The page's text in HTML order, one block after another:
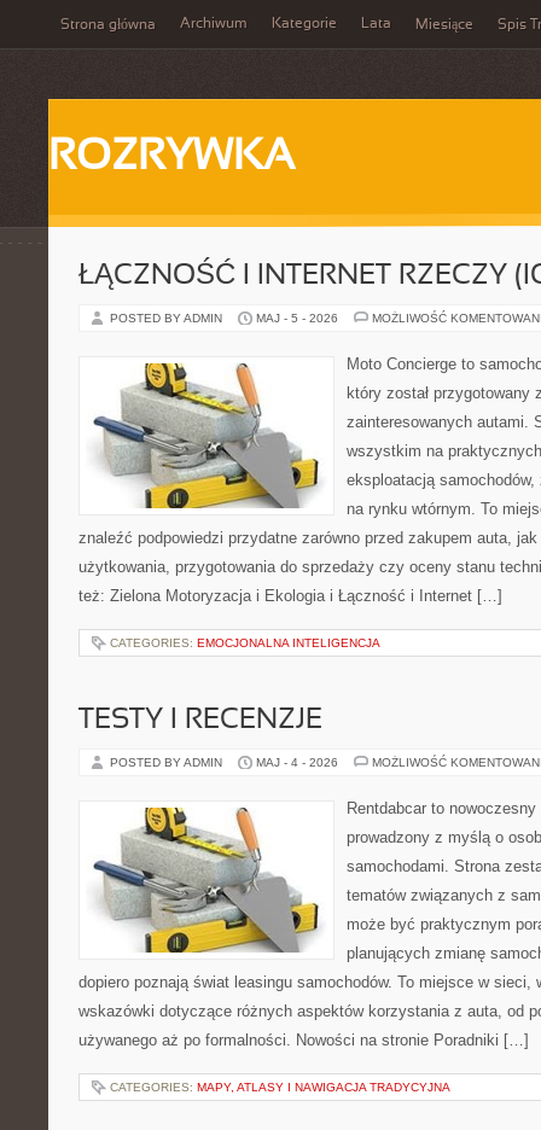
Strona główna Archiwum Kategorie Lata Miesiące Spis
ROZRYWKA
ŁĄCZNOŚĆ I INTERNET RZECZY
POSTED BY ADMIN MAJ - 5 - 2026 MOŻLIWOŚĆ
Moto Concierge to
który został przygotowany
zainteresowanych autami.
wszystkim na
eksploatacją
na rynku wtórnym. To
znaleźć podpowiedzi przydatne zarówno przed zakupem auta,
użytkowania, przygotowania do sprzedaży czy oceny stanu
też: Zielona Motoryzacja i Ekologia i Łączność i Internet […]
CATEGORIES: EMOCJONALNA INTELIGENCJA
TESTY I RECENZJE
POSTED BY ADMIN MAJ - 4 - 2026 MOŻLIWOŚĆ
Rentdabcar to
prowadzony z myślą o
samochodami. Strona
tematów związanych z
może być praktycznym
planujących zmianę
dopiero poznają świat leasingu samochodów. To miejsce w sieci,
wskazówki dotyczące różnych aspektów korzystania z auta, od
używanego aż po formalności. Nowości na stronie Poradniki […]
CATEGORIES: MAPY, ATLASY I NAWIGACJA TRADYCYJNA